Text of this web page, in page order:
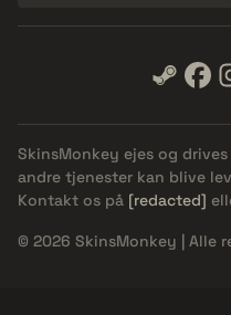
SkinsMonkey ejes og
andre tjenester kan blive
Kontakt os på [redacted]
© 2026 SkinsMonkey | Alle